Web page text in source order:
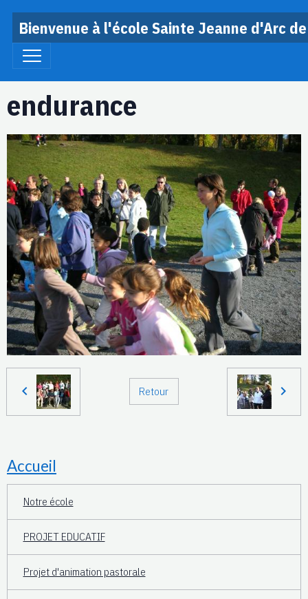
Bienvenue à l'école Sainte Jeanne d'Arc
endurance
Retour
Accueil
Notre école
PROJET EDUCATIF
Projet d'animation pastorale